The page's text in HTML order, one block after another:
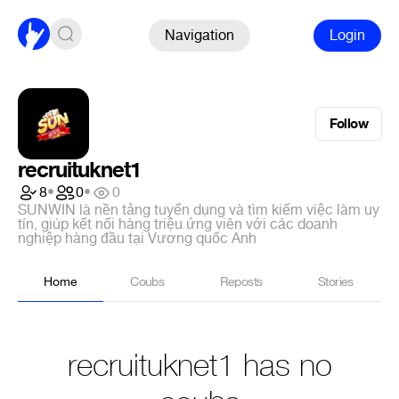
Navigation Login
Follow
recruituknet1
8• 0•
0
SUNWIN là nền tảng tuyển dụng và tìm kiếm việc làm uy
tín, giúp kết nối hàng triệu ứng viên với các doanh
nghiệp hàng đầu tại Vương quốc Anh
Home Coubs Reposts Stories
recruituknet1 has no